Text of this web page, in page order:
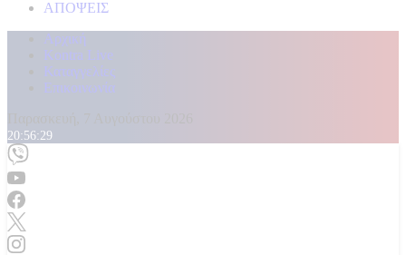
ΑΠΟΨΕΙΣ
Αρχική
Kontra Live
Καταγγελίες
Επικοινωνία
20:56:31